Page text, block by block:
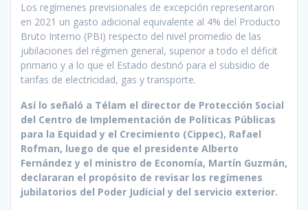
Los regímenes previsionales de excepción representaron
en 2021 un gasto adicional equivalente al 4% del Producto
Bruto Interno (PBI) respecto del nivel promedio de las
jubilaciones del régimen general, superior a todo el déficit
primario y a lo que el Estado destinó para el subsidio de
tarifas de electricidad, gas y transporte.
Así lo señaló a Télam el director de Protección Social
del Centro de Implementación de Políticas Públicas
para la Equidad y el Crecimiento (Cippec), Rafael
Rofman, luego de que el presidente Alberto
Fernández y el ministro de Economía, Martín Guzmán,
declararan el propósito de revisar los regímenes
jubilatorios del Poder Judicial y del servicio exterior.